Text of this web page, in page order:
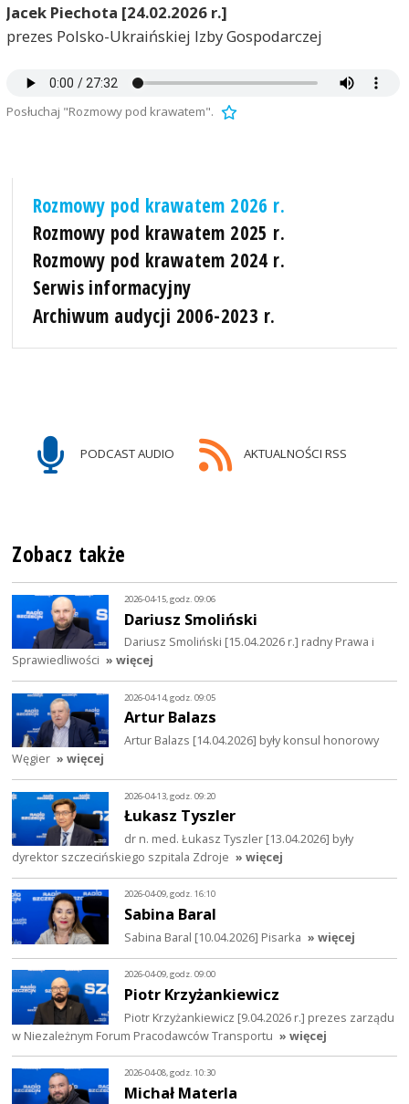
Jacek Piechota [24.02.2026 r.]
prezes Polsko-Ukraińskiej Izby Gospodarczej
Posłuchaj "Rozmowy pod krawatem".
Rozmowy pod krawatem 2026 r.
Rozmowy pod krawatem 2025 r.
Rozmowy pod krawatem 2024 r.
Serwis informacyjny
Archiwum audycji 2006-2023 r.
PODCAST AUDIO AKTUALNOŚCI RSS
Zobacz także
2026-04-15, godz. 09:06
Dariusz Smoliński
Dariusz Smoliński [15.04.2026 r.] radny Prawa i
Sprawiedliwości » więcej
2026-04-14, godz. 09:05
Artur Balazs
Artur Balazs [14.04.2026] były konsul honorowy
Węgier » więcej
2026-04-13, godz. 09:20
Łukasz Tyszler
dr n. med. Łukasz Tyszler [13.04.2026] były
dyrektor szczecińskiego szpitala Zdroje » więcej
2026-04-09, godz. 16:10
Sabina Baral
Sabina Baral [10.04.2026] Pisarka » więcej
2026-04-09, godz. 09:00
Piotr Krzyżankiewicz
Piotr Krzyżankiewicz [9.04.2026 r.] prezes zarządu
w Niezależnym Forum Pracodawców Transportu » więcej
2026-04-08, godz. 10:30
Michał Materla